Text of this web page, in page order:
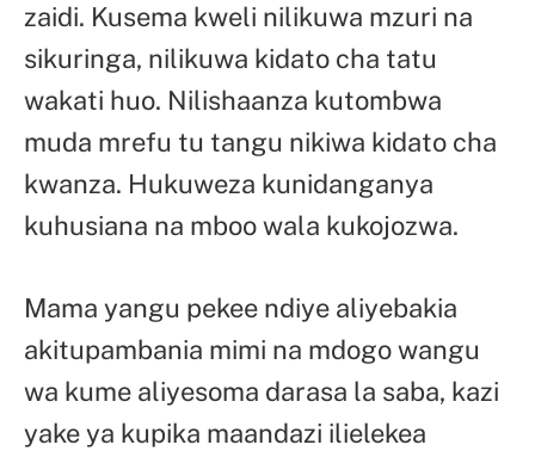
zaidi. Kusema kweli nilikuwa mzuri na
sikuringa, nilikuwa kidato cha tatu
wakati huo. Nilishaanza kutombwa
muda mrefu tu tangu nikiwa kidato cha
kwanza. Hukuweza kunidanganya
kuhusiana na mboo wala kukojozwa.
Mama yangu pekee ndiye aliyebakia
akitupambania mimi na mdogo wangu
wa kume aliyesoma darasa la saba, kazi
yake ya kupika maandazi ilielekea